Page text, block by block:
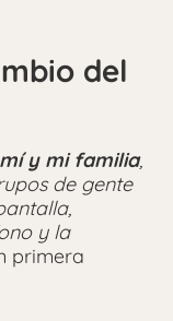
del
y mi familia,
de gente
y la
primera